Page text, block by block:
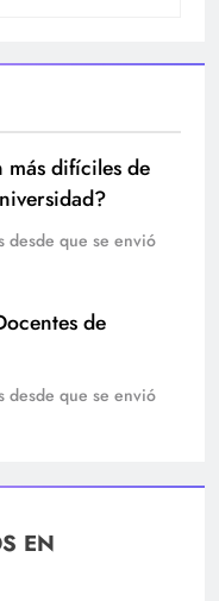
más difíciles de
desde que se envió
de
desde que se envió
EN